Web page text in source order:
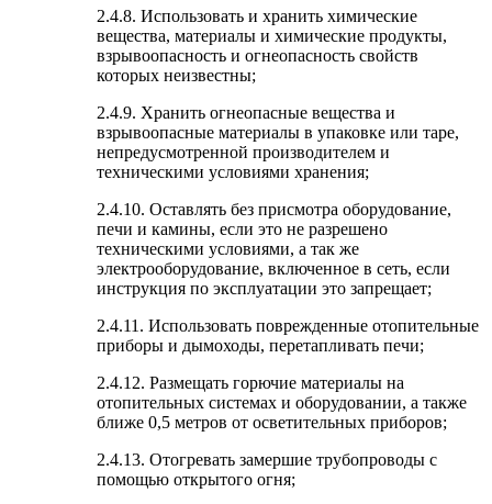
2.4.8. Использовать и хранить химические
вещества, материалы и химические продукты,
взрывоопасность и огнеопасность свойств
которых неизвестны;
2.4.9. Хранить огнеопасные вещества и
взрывоопасные материалы в упаковке или таре,
непредусмотренной производителем и
техническими условиями хранения;
2.4.10. Оставлять без присмотра оборудование,
печи и камины, если это не разрешено
техническими условиями, а так же
электрооборудование, включенное в сеть, если
инструкция по эксплуатации это запрещает;
2.4.11. Использовать поврежденные отопительные
приборы и дымоходы, перетапливать печи;
2.4.12. Размещать горючие материалы на
отопительных системах и оборудовании, а также
ближе 0,5 метров от осветительных приборов;
2.4.13. Отогревать замершие трубопроводы с
помощью открытого огня;